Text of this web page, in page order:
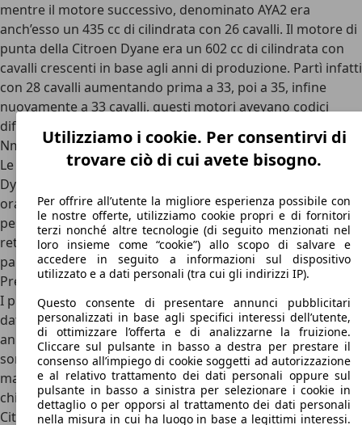
mentre il motore successivo, denominato AYA2 era
anch’esso un 435 cc di cilindrata con 26 cavalli. Il motore di
punta della Citroen Dyane era un 602 cc di cilindrata con
cavalli crescenti in base agli anni di produzione. Partì infatti
con 28 cavalli aumentando prima a 33, poi a 35, infine
nuovamente a 33 cavalli, questi motori avevano codici
differenti in base agli anni di produzione una potenza in
Nm che oscillava tra i 41 ed i 46 Nm.
Le velocità che era in grado di raggiungere la Citroen
Dyane oscillava tra i 100 ed un massimo di 120 chilometri
orari, che per poco meno di 600 chili complessivi, un vero
peso piuma, il cambio era un manuale a 3 e 4 marce, più la
retromarcia, inoltre anche i consumi risultavano irrisori, si
parla di 5,5 litri per 100 chilometri.
Prezzi Citroen Dyane
I prezzi della Citroen Dyane risultano essere i più disparati,
dato che si trovano numerose vetture in circolazione di
anni differenti ed allestimenti diversi. Molte di queste cifre
sono dettate da diversi parametri: dall’età, dallo stato di
mantenimento o di restauro della vettura, dal
chilometraggio e, cosa non da poco per la carrozzeria di
Citroen, lo stato dei diversi organi di meccanica, in
Utilizziamo i cookie. Per consentirvi di
trovare ciò di cui avete bisogno.
Per offrire all’utente la migliore esperienza possibile con
le nostre offerte, utilizziamo cookie propri e di fornitori
terzi nonché altre tecnologie (di seguito menzionati nel
loro insieme come “cookie”) allo scopo di salvare e
accedere in seguito a informazioni sul dispositivo
utilizzato e a dati personali (tra cui gli indirizzi IP).
Questo consente di presentare annunci pubblicitari
personalizzati in base agli specifici interessi dell’utente,
di ottimizzare l’offerta e di analizzarne la fruizione.
Cliccare sul pulsante in basso a destra per prestare il
consenso all’impiego di cookie soggetti ad autorizzazione
e al relativo trattamento dei dati personali oppure sul
pulsante in basso a sinistra per selezionare i cookie in
dettaglio o per opporsi al trattamento dei dati personali
nella misura in cui ha luogo in base a legittimi interessi.